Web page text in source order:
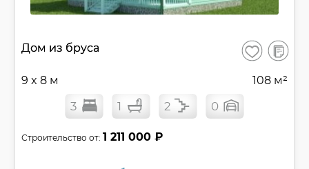
Дом из бруса Сохранить
В
9 x 8 м 108 м²
3 1 2 0
Строительство от: 1 211 000 ₽